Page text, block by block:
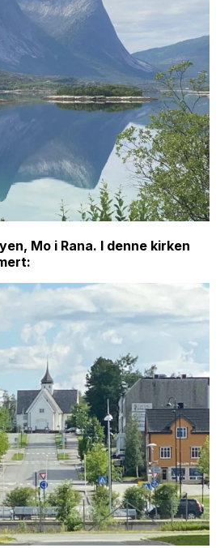
Mo i Rana. I denne kirken